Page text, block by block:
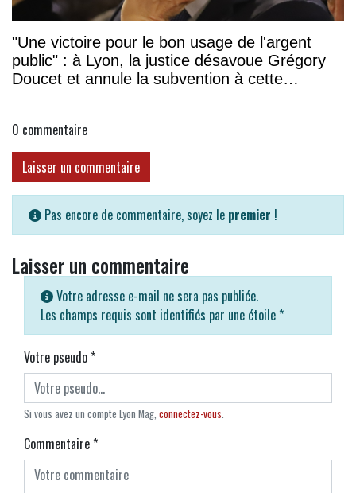
"Une victoire pour le bon usage de l'argent
public" : à Lyon, la justice désavoue Grégory
Doucet et annule la subvention à cette
0 commentaire
Laisser un commentaire
Pas encore de commentaire, soyez le premier !
Laisser un commentaire
Votre adresse e-mail ne sera pas publiée.
Les champs requis sont identifiés par une étoile *
Votre pseudo*
Si vous avez un compte Lyon Mag, connectez-vous
Commentaire*